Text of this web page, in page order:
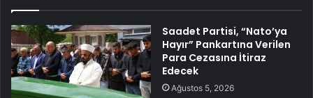
Saadet Partisi, “Nato’ya
Hayır” Pankartına Verilen
Para Cezasına İtiraz
Edecek
Ağustos 5, 2026